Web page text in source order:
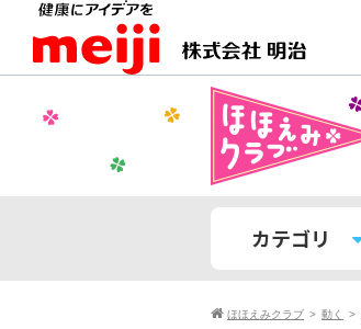
カテゴリ
ほほえみクラブ 動く